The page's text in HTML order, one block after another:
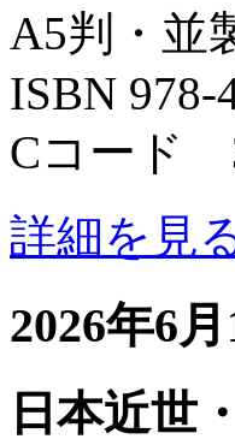
A5判・並
ISBN 978-
Cコード
詳細を見
2026年6
日本近世